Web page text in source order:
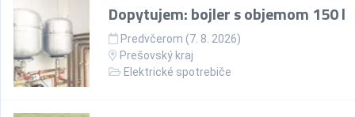
Dopytujem: bojler s objemom 150 l
Predvčerom (7. 8. 2026)
Prešovský kraj
Elektrické spotrebiče